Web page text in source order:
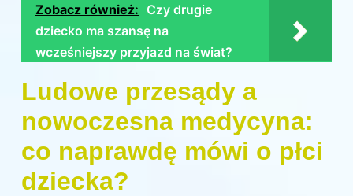
Zobacz również: Czy drugie
dziecko ma szansę na
wcześniejszy przyjazd na świat?
Ludowe przesądy a
nowoczesna medycyna:
co naprawdę mówi o płci
dziecka?